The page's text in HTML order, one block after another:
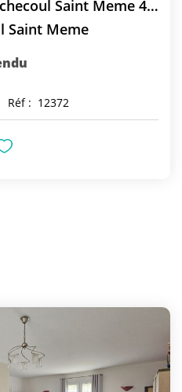
Local Commercial Machecoul Saint Meme 46 M2
Saint Meme
Réf : 12372